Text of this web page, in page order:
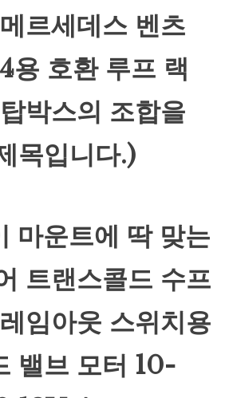
르세데스 벤츠
호환 루프 랙
박스의 조합을
목입니다.)
마운트에 딱 맞는
트랜스콜드 수프
임아웃 스위치용
밸브 모터 10-